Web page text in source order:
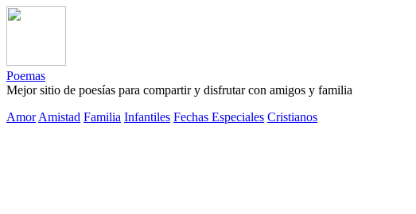
Poemas
Mejor sitio de poesías para compartir y disfrutar con amigos y familia
Amor Amistad Familia Infantiles Fechas Especiales Cristianos